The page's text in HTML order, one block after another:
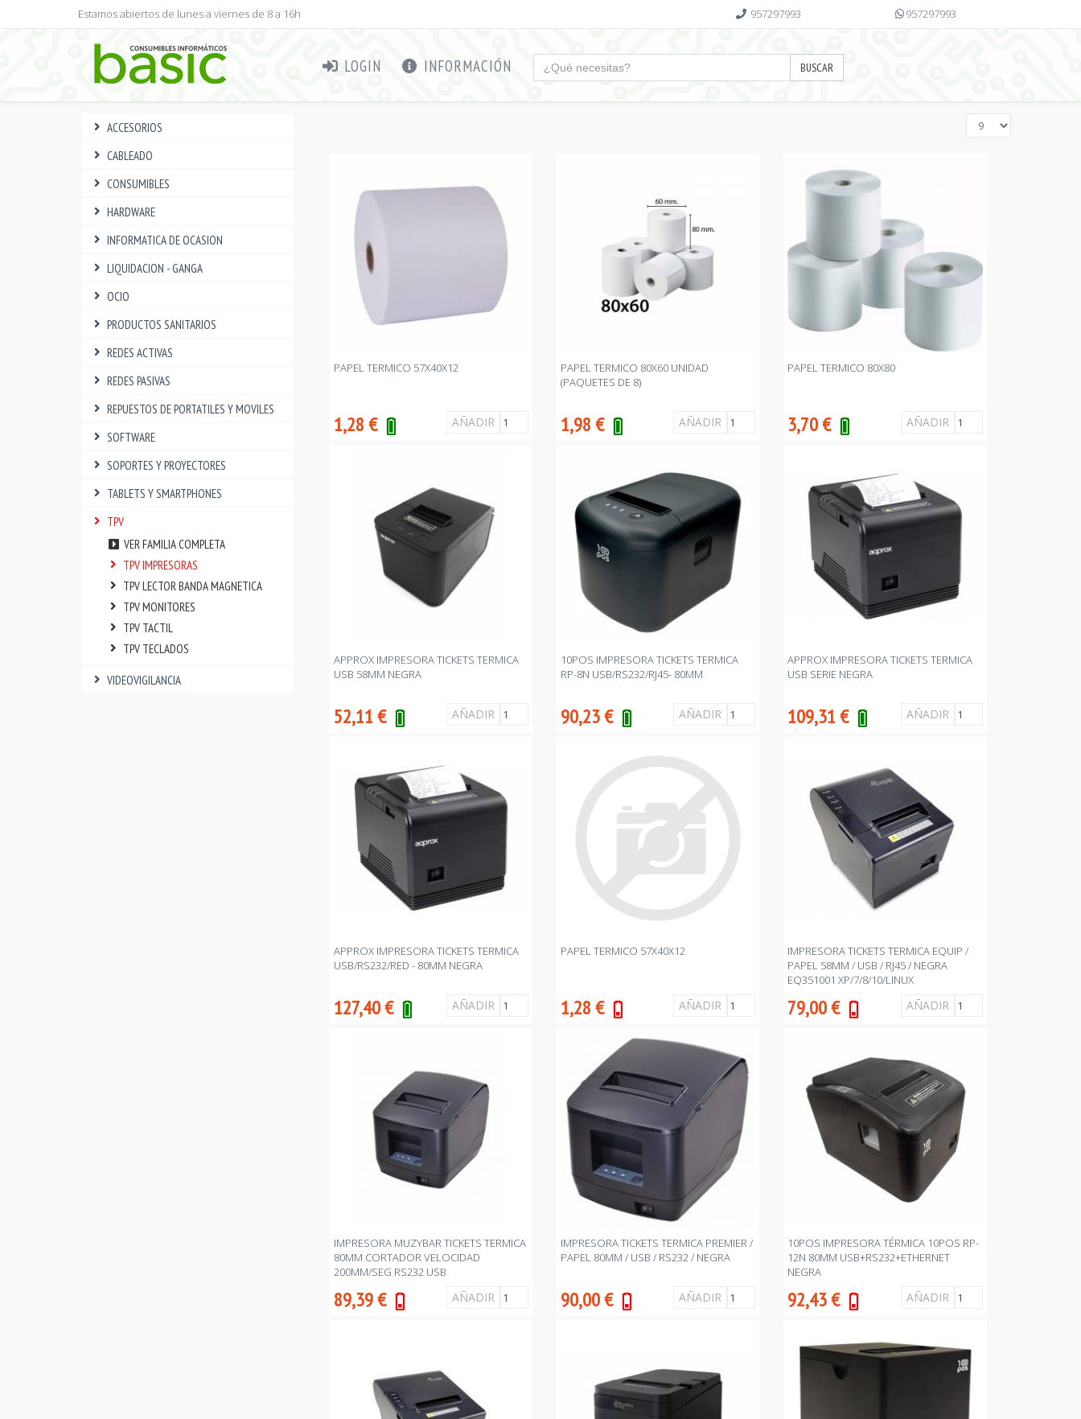
Estamos abiertos de lunes a viernes de 8 a 16h 957297993 957297993
LOGIN INFORMACIÓN BUSCAR
ACCESORIOS
CABLEADO
CONSUMIBLES
HARDWARE
INFORMATICA DE OCASION
LIQUIDACION - GANGA
OCIO
PRODUCTOS SANITARIOS
REDES ACTIVAS
REDES PASIVAS
REPUESTOS DE PORTATILES Y MOVILES
SOFTWARE
SOPORTES Y PROYECTORES
TABLETS Y SMARTPHONES
TPV
VER FAMILIA COMPLETA
TPV IMPRESORAS
TPV LECTOR BANDA MAGNETICA
TPV MONITORES
TPV TACTIL
TPV TECLADOS
VIDEOVIGILANCIA
PAPEL TERMICO 57X40X12
1,28€
PAPEL TERMICO 80X60 UNIDAD
(PAQUETES DE 8)
1,98€
PAPEL TERMICO 80X80
3,70€
APPROX IMPRESORA TICKETS TERMICA
USB 58MM NEGRA
52,11€
10POS IMPRESORA TICKETS TERMICA
RP-8N USB/RS232/RJ45- 80MM
90,23€
APPROX IMPRESORA TICKETS TERMICA
USB SERIE NEGRA
109,31€
APPROX IMPRESORA TICKETS TERMICA
USB/RS232/RED - 80MM NEGRA
127,40€
PAPEL TERMICO 57X40X12
1,28€
IMPRESORA TICKETS TERMICA EQUIP /
PAPEL 58MM / USB / RJ45 / NEGRA
EQ351001 XP/7/8/10/LINUX
79,00€
IMPRESORA MUZYBAR TICKETS TERMICA
80MM CORTADOR VELOCIDAD
200MM/SEG RS232 USB
89,39€
IMPRESORA TICKETS TERMICA PREMIER /
PAPEL 80MM / USB / RS232 / NEGRA
90,00€
10POS IMPRESORA TÉRMICA 10POS RP-
12N 80MM USB+RS232+ETHERNET
NEGRA
92,43€